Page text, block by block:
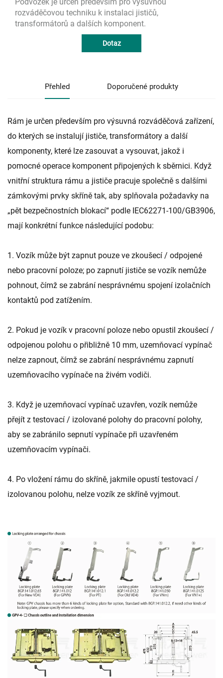
rozváděčovou techniku k instalaci jističů,
transformátorů a dalších komponent.
Dotaz
Přehled Doporučené produkty
Rám je určen především pro výsuvná rozváděčová zařízení,
do kterých se instalují jističe, transformátory a další
komponenty, které lze zasouvat a vysouvat, jakož i
pomocné operace komponent připojených k sběrnici. Když
vnitřní struktura rámu a jističe pracuje společně s dalšími
zámkovými prvky skříně tak, aby splňovala požadavky na
„pět bezpečnostních blokací“ podle IEC62271-100/GB3906,
mají konkrétní funkce následující podobu:
1. Vozík může být zapnut pouze ve zkoušecí / odpojené
nebo pracovní poloze; po zapnutí jističe se vozík nemůže
pohnout, čímž se zabrání nesprávnému spojení izolačních
kontaktů pod zatížením.
2. Pokud je vozík v pracovní poloze nebo opustil zkoušecí /
odpojenou polohu o přibližně 10 mm, uzemňovací vypínač
nelze zapnout, čímž se zabrání nesprávnému zapnutí
uzemňovacího vypínače na živém vodiči.
3. Když je uzemňovací vypínač uzavřen, vozík nemůže
přejít z testovací / izolované polohy do pracovní polohy,
aby se zabránilo sepnutí vypínače při uzavřeném
uzemňovacím vypínači.
4. Po vložení rámu do skříně, jakmile opustí testovací /
izolovanou polohu, nelze vozík ze skříně vyjmout.